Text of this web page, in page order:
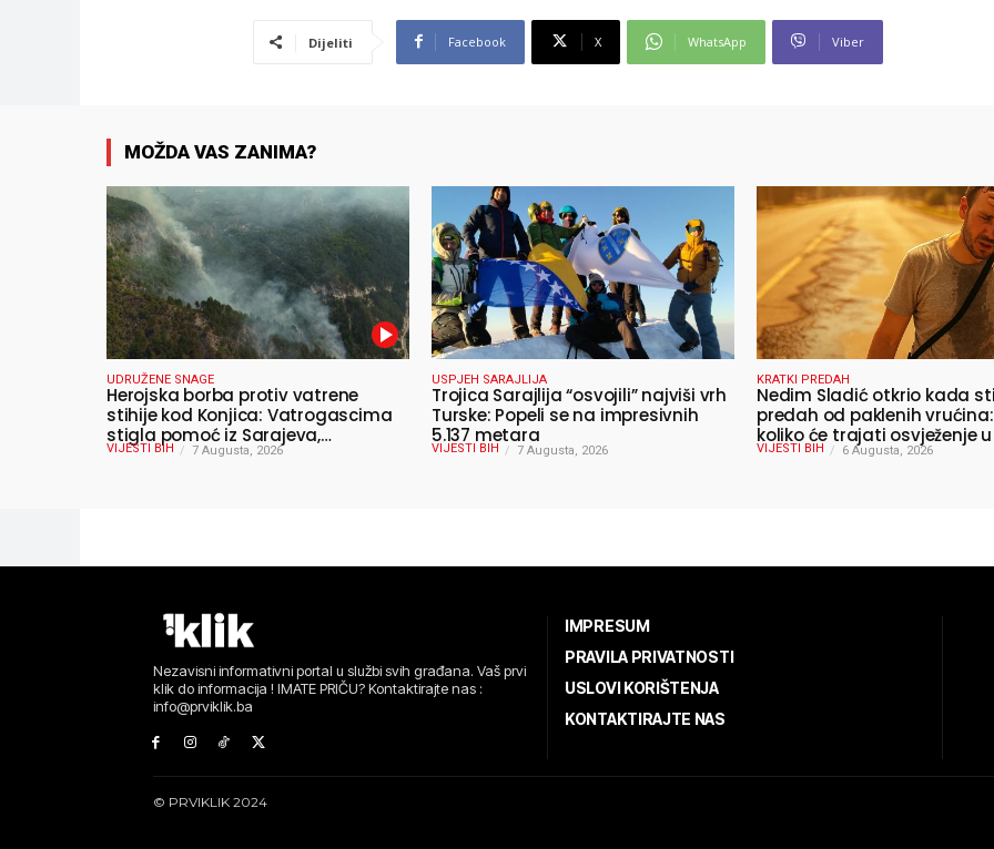
Dijeliti Facebook X WhatsApp Viber
MOŽDA VAS ZANIMA?
UDRUŽENE SNAGE
Herojska borba protiv vatrene
stihije kod Konjica: Vatrogascima
stigla pomoć iz Sarajeva,
helikopteri i Air Tractori udružili
VIJESTI BIH 7 Augusta, 2026
USPJEH SARAJLIJA
Trojica Sarajlija “osvojili” najviši vrh
Turske: Popeli se na impresivnih
5.137 metara
VIJESTI BIH 7 Augusta, 2026
KRATKI PREDAH
Nedim Sladić otkrio kada
predah od paklenih vrućina:
koliko će trajati osvježenje u
VIJESTI BIH 6 Augusta, 2026
Nezavisni informativni portal u službi svih građana. Vaš prvi
klik do informacija ! IMATE PRIČU? Kontaktirajte nas :
info@prviklik.ba
IMPRESUM
PRAVILA PRIVATNOSTI
USLOVI KORIŠTENJA
KONTAKTIRAJTE NAS
© PRVIKLIK 2024